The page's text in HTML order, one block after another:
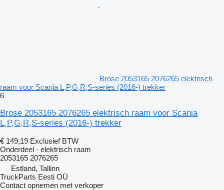
Brose 2053165 2076265 elektrisch
raam voor Scania L,P,G,R,S-series (2016-) trekker
6
Brose 2053165 2076265 elektrisch raam voor Scania
L,P,G,R,S-series (2016-) trekker
€ 149,19 Exclusief BTW
Onderdeel - elektrisch raam
2053165 2076265
Estland, Tallinn
TruckParts Eesti OÜ
Contact opnemen met verkoper